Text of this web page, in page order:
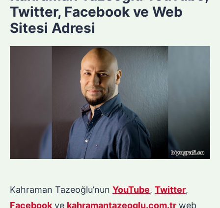
Twitter, Facebook ve Web
Sitesi Adresi
Kahraman Tazeoğlu’nun YouTube, Twitter,
Facebookve kahramantazeoglu.com.tr web